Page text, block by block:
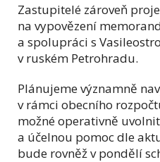
Zastupitelé zároveň
na vypovězení
a spolupráci s
v ruském Petrohradu.
Plánujeme významně
v rámci obecního
možné operativně
a účelnou pomoc dle
bude rovněž v pondělí